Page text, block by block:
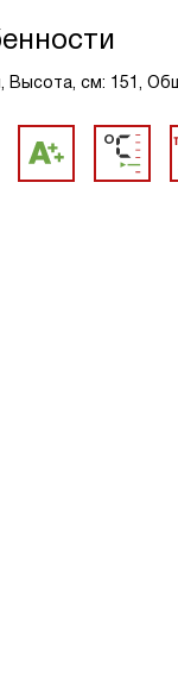
Высота, см: 151,